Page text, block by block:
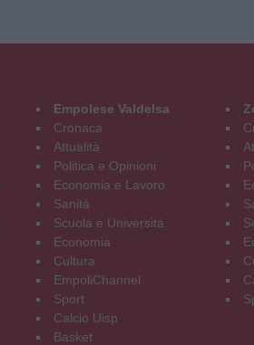
Empolese Valdelsa
Cronaca
Attualità
Politica e Opinioni
Economia e Lavoro
Sanità
Scuola e Università
Economia
Cultura
EmpoliChannel
Sport
Calcio Uisp
Basket